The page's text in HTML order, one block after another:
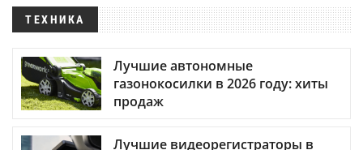
ТЕХНИКА
Лучшие автономные
газонокосилки в 2026 году: хиты
продаж
Лучшие видеорегистраторы в